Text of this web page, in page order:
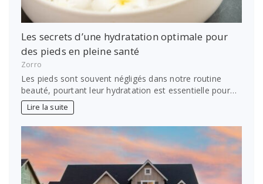
Les secrets d’une hydratation optimale pour
des pieds en pleine santé
Zorro
Les pieds sont souvent négligés dans notre routine
beauté, pourtant leur hydratation est essentielle pour…
Lire la suite